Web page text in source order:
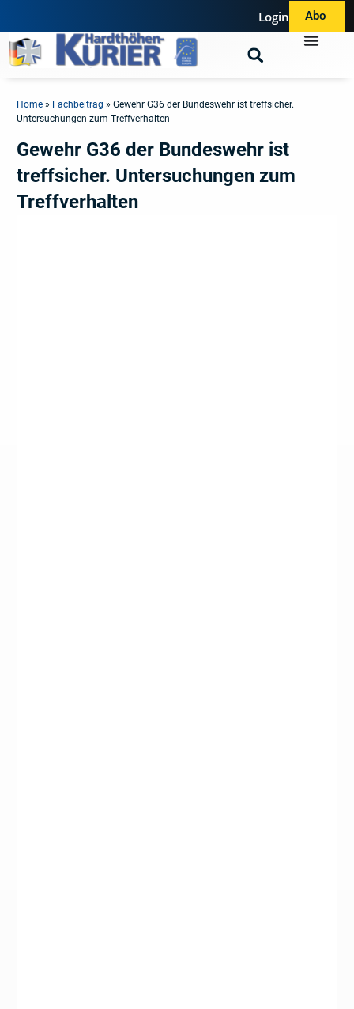
Login Abo
Home » Fachbeitrag »Gewehr G36 der Bundeswehr ist treffsicher.
Untersuchungen zum Treffverhalten
Gewehr G36 der Bundeswehr ist
treffsicher. Untersuchungen zum
Treffverhalten